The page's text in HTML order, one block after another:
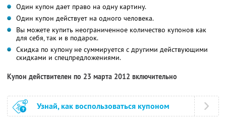
Один купон дает право на одну картину.
Один купон действует на одного человека.
Вы можете купить неограниченное количество купонов как
для себя, так и в подарок.
Скидка по купону не суммируется с другими действующими
скидками и спецпредложениями.
Купон действителен по 23 марта 2012 включительно
Узнай, как воспользоваться купоном